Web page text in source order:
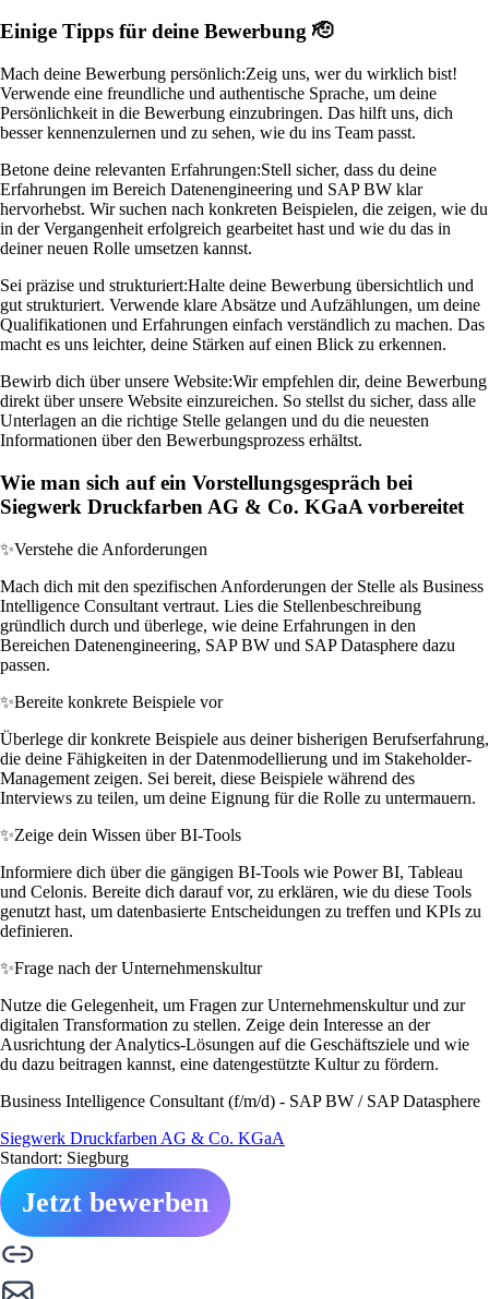
Einige Tipps für deine Bewerbung 🫡
Mach deine Bewerbung persönlich:Zeig uns, wer du wirklich bist!
Verwende eine freundliche und authentische Sprache, um deine
Persönlichkeit in die Bewerbung einzubringen. Das hilft uns, dich
besser kennenzulernen und zu sehen, wie du ins Team passt.
Betone deine relevanten Erfahrungen:Stell sicher, dass du deine
Erfahrungen im Bereich Datenengineering und SAP BW klar
hervorhebst. Wir suchen nach konkreten Beispielen, die zeigen, wie du
in der Vergangenheit erfolgreich gearbeitet hast und wie du das in
deiner neuen Rolle umsetzen kannst.
Sei präzise und strukturiert:Halte deine Bewerbung übersichtlich und
gut strukturiert. Verwende klare Absätze und Aufzählungen, um deine
Qualifikationen und Erfahrungen einfach verständlich zu machen. Das
macht es uns leichter, deine Stärken auf einen Blick zu erkennen.
Bewirb dich über unsere Website:Wir empfehlen dir, deine Bewerbung
direkt über unsere Website einzureichen. So stellst du sicher, dass alle
Unterlagen an die richtige Stelle gelangen und du die neuesten
Informationen über den Bewerbungsprozess erhältst.
Wie man sich auf ein Vorstellungsgespräch bei
Siegwerk Druckfarben AG & Co. KGaA vorbereitet
✨Verstehe die Anforderungen
Mach dich mit den spezifischen Anforderungen der Stelle als Business
Intelligence Consultant vertraut. Lies die Stellenbeschreibung
gründlich durch und überlege, wie deine Erfahrungen in den
Bereichen Datenengineering, SAP BW und SAP Datasphere dazu
passen.
✨Bereite konkrete Beispiele vor
Überlege dir konkrete Beispiele aus deiner bisherigen Berufserfahrung,
die deine Fähigkeiten in der Datenmodellierung und im Stakeholder-
Management zeigen. Sei bereit, diese Beispiele während des
Interviews zu teilen, um deine Eignung für die Rolle zu untermauern.
✨Zeige dein Wissen über BI-Tools
Informiere dich über die gängigen BI-Tools wie Power BI, Tableau
und Celonis. Bereite dich darauf vor, zu erklären, wie du diese Tools
genutzt hast, um datenbasierte Entscheidungen zu treffen und KPIs zu
definieren.
✨Frage nach der Unternehmenskultur
Nutze die Gelegenheit, um Fragen zur Unternehmenskultur und zur
digitalen Transformation zu stellen. Zeige dein Interesse an der
Ausrichtung der Analytics-Lösungen auf die Geschäftsziele und wie
du dazu beitragen kannst, eine datengestützte Kultur zu fördern.
Business Intelligence Consultant (f/m/d) - SAP BW / SAP Datasphere
Siegwerk Druckfarben AG & Co. KGaA
Standort: Siegburg
Jetzt bewerben